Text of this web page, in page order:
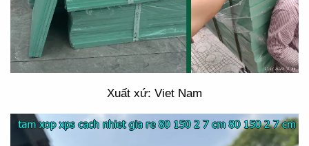
Xuất xứ: Viet Nam